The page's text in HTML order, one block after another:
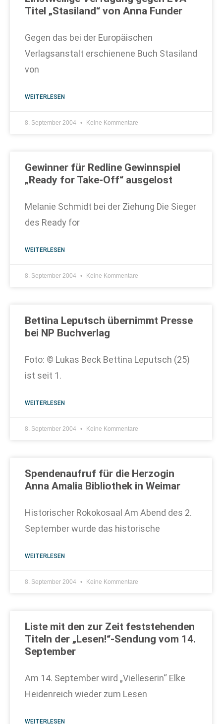
Titel „Stasiland“ von Anna Funder
Gegen das bei der Europäischen
Verlagsanstalt erschienene Buch Stasiland
von
WEITERLESEN
8. September 2004 Keine Kommentare
Gewinner für Redline Gewinnspiel
„Ready for Take-Off“ ausgelost
Melanie Schmidt bei der Ziehung Die Sieger
des Ready for
WEITERLESEN
8. September 2004 Keine Kommentare
Bettina Leputsch übernimmt Presse
bei NP Buchverlag
Foto: © Lukas Beck Bettina Leputsch (25)
ist seit 1.
WEITERLESEN
8. September 2004 Keine Kommentare
Spendenaufruf für die Herzogin
Anna Amalia Bibliothek in Weimar
Historischer Rokokosaal Am Abend des 2.
September wurde das historische
WEITERLESEN
8. September 2004 Keine Kommentare
Liste mit den zur Zeit feststehenden
Titeln der „Lesen!“-Sendung vom 14.
September
Am 14. September wird „Vielleserin“ Elke
Heidenreich wieder zum Lesen
WEITERLESEN